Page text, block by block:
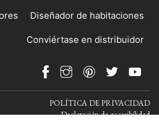
Diseñador de habitaciones
Conviértase en distribuidor
POLÍTICA DE PRIVACIDAD
Declaración de accesibilidad